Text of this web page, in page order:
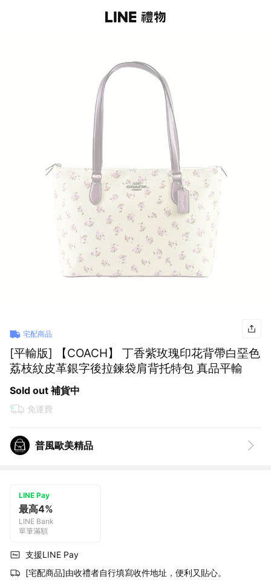
宅配商品
[平輸版] 【COACH】 丁香紫玫瑰印花背帶白堊色
荔枝紋皮革銀字後拉鍊袋肩背托特包 真品平輸
Sold out 補貨中
免運費
普風歐美精品
LINE Pay
最高4%
LINE Bank
單筆滿額
支援LINE Pay
[宅配商品]由收禮者自行填寫收件地址，便利又貼心。